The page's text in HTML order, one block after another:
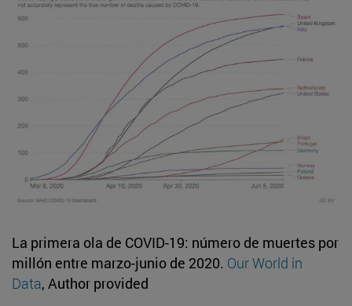
La primera ola de COVID-19: número de muertes por
millón entre marzo-junio de 2020. Our World in
Data, Author provided